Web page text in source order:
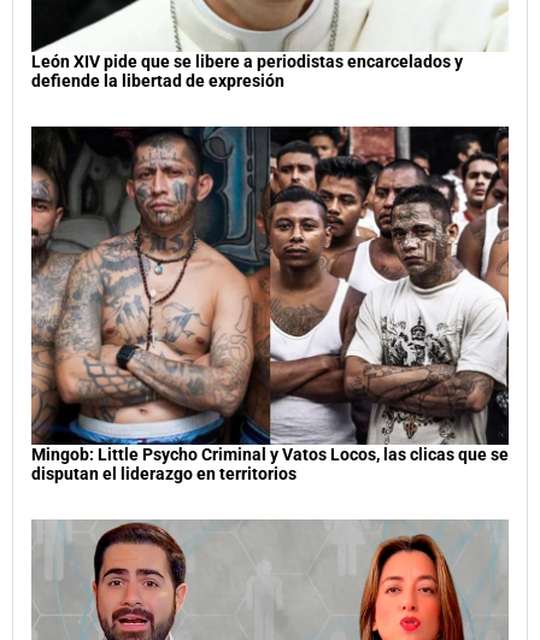
León XIV pide que se libere a periodistas encarcelados y
defiende la libertad de expresión
Mingob: Little Psycho Criminal y Vatos Locos, las clicas que se
disputan el liderazgo en territorios